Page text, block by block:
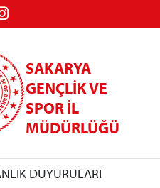
SAKARYA
GENÇLİK VE
SPOR İL
MÜDÜRLÜĞÜ
DUYURULARI